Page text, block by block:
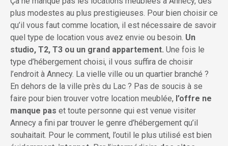
plus modestes au plus prestigieuses. Pour bien choisir ce
qu’il vous faut comme location, il est nécessaire de savoir
quel type de location vous avez envie ou besoin. Un
studio, T2, T3 ou un grand appartement. Une fois le
type d’hébergement choisi, il vous suffira de choisir
l’endroit à Annecy. La vielle ville ou un quartier branché ?
En dehors de la ville près du Lac ? Pas de soucis à se
faire pour bien trouver votre location meublée, l’offre ne
manque pas et toute personne qui est venue visiter
Annecy a fini par trouver le genre d’hébergement qu’il
souhaitait. Pour le comment, l’outil le plus utilisé est bien